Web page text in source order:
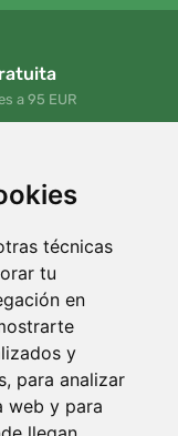
técnicas
tu
en
y
para analizar
web y para
a 95 EUR
cualquier momento
más